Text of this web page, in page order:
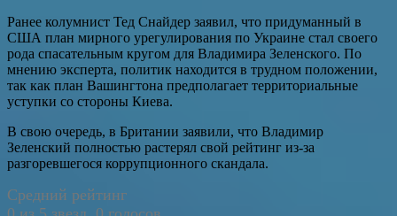
Ранее колумнист Тед Снайдер заявил, что придуманный в
США план мирного урегулирования по Украине стал своего
рода спасательным кругом для Владимира Зеленского. По
мнению эксперта, политик находится в трудном положении,
так как план Вашингтона предполагает территориальные
уступки со стороны Киева.
В свою очередь, в Британии заявили, что Владимир
Зеленский полностью растерял свой рейтинг из-за
разгоревшегося коррупционного скандала.
Средний рейтинг